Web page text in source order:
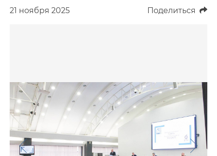
Корпоративные издания
Контакты для СМИ
21 ноября 2025 Поделиться